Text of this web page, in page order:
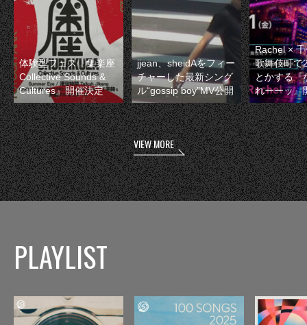
体験型フェス『集楽座
Collective Sounds &
Cultures』開催決定
jjean、sheidAをフィー
チャーした最新シング
ル“gossip boy”MV公開
Rachel ×
歌舞伎町で
とかする『
れーーッ』
VIEW MORE
PLAYLIST